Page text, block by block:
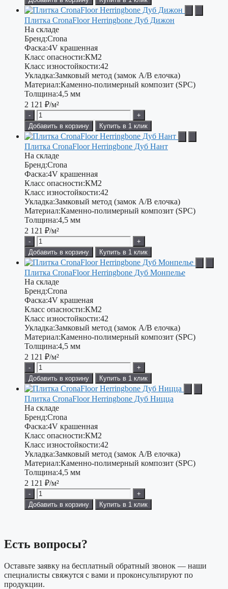
Плитка CronaFloor Herringbone Дуб Дижон
На складе
Бренд:Crona
Фаска:4V крашенная
Класс опасности:КМ2
Класс изностойкости:42
Укладка:Замковый метод (замок А/В елочка)
Материал:Каменно-полимерный композит (SPC)
Толщина:4,5 мм
2 121 ₽/м²
-
+
Добавить в корзину
Купить в 1 клик
Плитка CronaFloor Herringbone Дуб Нант
На складе
Бренд:Crona
Фаска:4V крашенная
Класс опасности:КМ2
Класс изностойкости:42
Укладка:Замковый метод (замок А/В елочка)
Материал:Каменно-полимерный композит (SPC)
Толщина:4,5 мм
2 121 ₽/м²
-
+
Добавить в корзину
Купить в 1 клик
Плитка CronaFloor Herringbone Дуб Монпелье
На складе
Бренд:Crona
Фаска:4V крашеная
Класс опасности:КМ2
Класс изностойкости:42
Укладка:Замковый метод (замок A/B елочка)
Материал:Каменно-полимерный композит (SPC)
Толщина:4,5 мм
2 121 ₽/м²
-
+
Добавить в корзину
Купить в 1 клик
Плитка CronaFloor Herringbone Дуб Ницца
На складе
Бренд:Crona
Фаска:4V крашенная
Класс опасности:КМ2
Класс изностойкости:42
Укладка:Замковый метод (замок А/В елочка)
Материал:Каменно-полимерный композит (SPC)
Толщина:4,5 мм
2 121 ₽/м²
-
+
Добавить в корзину
Купить в 1 клик
Есть вопросы?
Оставьте заявку на бесплатный обратный звонок — наши
специалисты свяжутся с вами и проконсультируют по
продукции.